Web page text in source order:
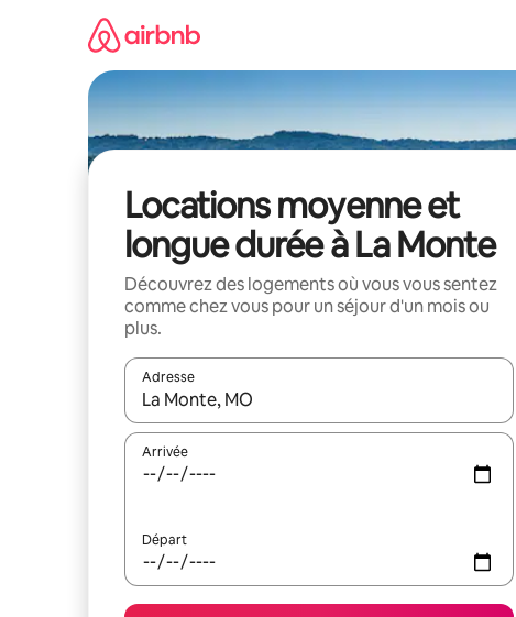
Locations moyenne et
longue durée à La Monte
Découvrez des logements où vous vous sentez
comme chez vous pour un séjour d'un mois ou
plus.
Adresse
Lorsque les résultats s'affichent, utilisez les flèches
Arrivée
Départ